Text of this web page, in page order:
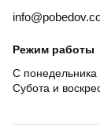
Режим работы
С
Субота и